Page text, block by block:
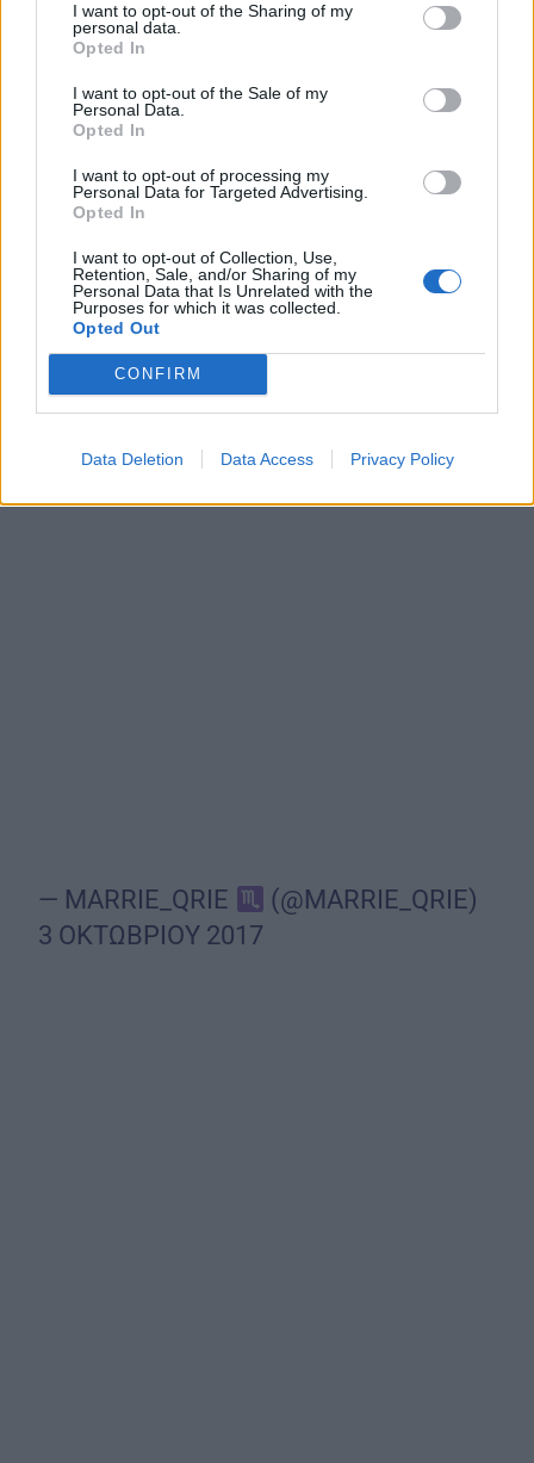
I want to opt-out of the Sharing of my
personal data.
Opted In
I want to opt-out of the Sale of my
Personal Data.
Opted In
I want to opt-out of processing my
Personal Data for Targeted Advertising.
Opted In
I want to opt-out of Collection, Use,
Retention, Sale, and/or Sharing of my
Personal Data that Is Unrelated with the
Purposes for which it was collected.
Opted Out
CONFIRM
Data Deletion Data Access Privacy Policy
ΑΠΟΚΛΕΙΣΤΙΚΗ ΦΩΤΟΓΡΑΦΙΑ ΑΠΟ
ΤΗΝ ΠΑΙΔΙΚΗ ΗΛΙΚΙΑ ΤΗΣ ΡΑΜΟΝΑ.
#MYSTYLEROCKS
PIC.TWITTER.COM/UCNVWO6E0S
— MARRIE_QRIE
(@MARRIE_QRIE)
3 ΟΚΤΩΒΡΙΟΥ 2017